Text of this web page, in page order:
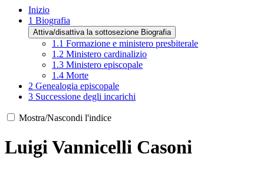
Inizio
1 Biografia
Attiva/disattiva la sottosezione Biografia
1.1 Formazione e ministero presbiterale
1.2 Ministero cardinalizio
1.3 Ministero episcopale
1.4 Morte
2 Genealogia episcopale
3 Successione degli incarichi
Mostra/Nascondi l'indice
Luigi Vannicelli Casoni